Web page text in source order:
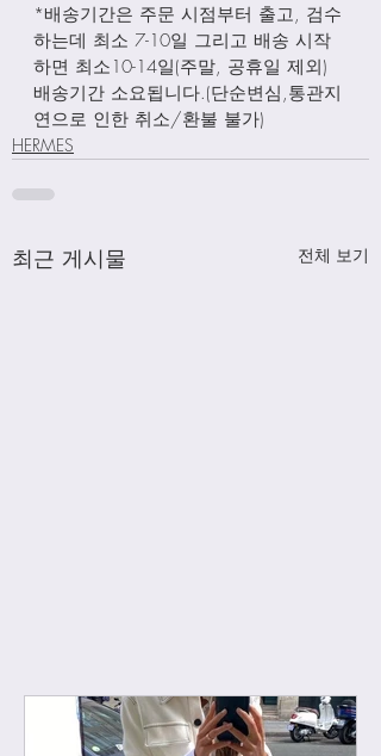
*배송기간은 주문 시점부터 출고, 검수
하는데 최소 7-10일 그리고 배송 시작
하면 최소10-14일(주말, 공휴일 제외)
배송기간 소요됩니다.(단순변심,통관지
연으로 인한 취소/환불 불가)
HERMES
최근 게시물 전체 보기